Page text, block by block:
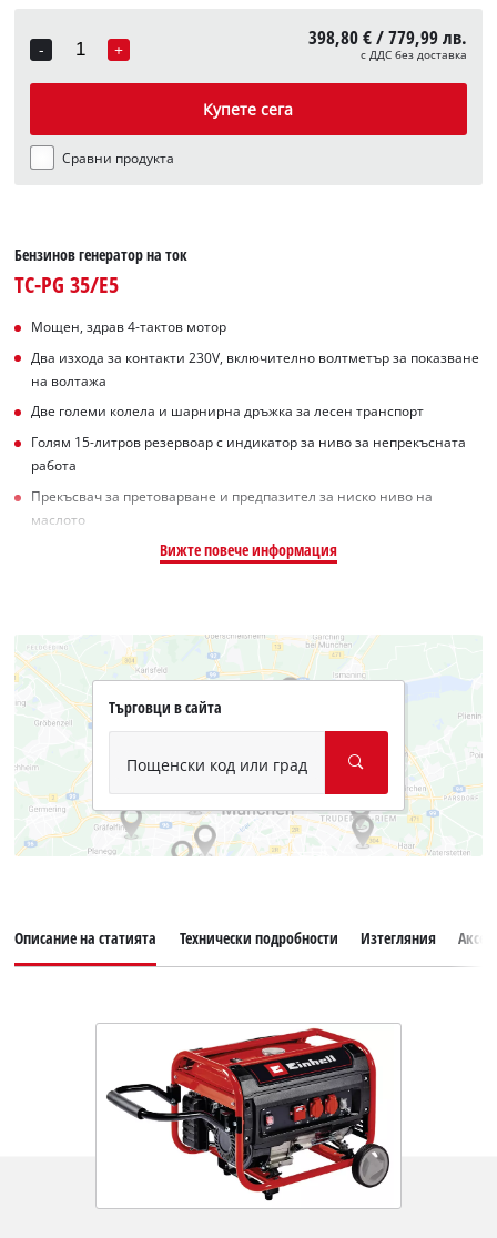
-
Quantity
+ 398,80 € / 779,99 лв.
с ДДС без доставка
Купете сега
Сравни продукта
Бензинов генератор на ток
TC-PG 35/E5
Мощен, здрав 4-тактов мотор
Два изхода за контакти 230V, включително волтметър за показване
на волтажа
Две големи колела и шарнирна дръжка за лесен транспорт
Голям 15-литров резервоар с индикатор за ниво за непрекъсната
работа
Прекъсвач за претоварване и предпазител за ниско ниво на
маслото
Вижте повече информация
Търговци в сайта
Пощенски код или град
Описание на статията Технически подробности Изтегляния